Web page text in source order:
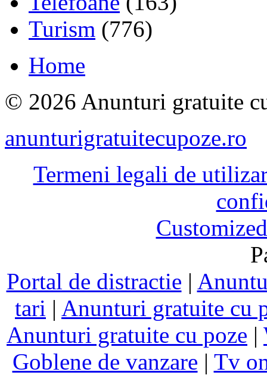
Turism (776)
Home
© 2026 Anunturi gratuite
anunturigratuitecupoze.ro
Termeni legali de
Portal de distractie |
tari | Anunturi gratuite cu
Anunturi gratuite cu poze |
Goblene de vanzare | Tv